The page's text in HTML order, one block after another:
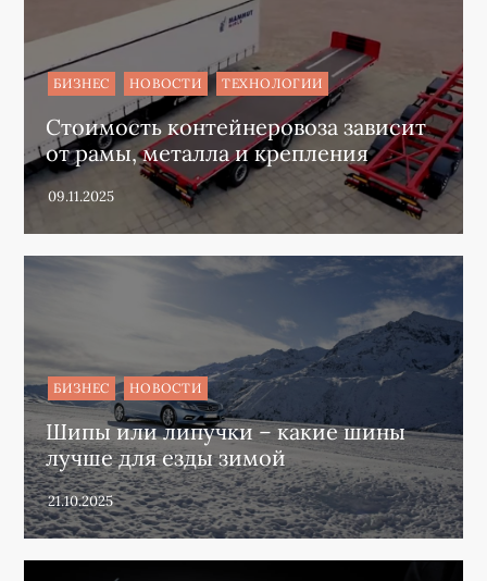
БИЗНЕС НОВОСТИ ТЕХНОЛОГИИ
Стоимость контейнеровоза зависит
от рамы, металла и крепления
БИЗНЕС НОВОСТИ
Шипы или липучки – какие шины
лучше для езды зимой